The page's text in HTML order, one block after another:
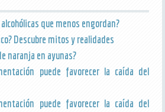
que menos engordan?
Descubre mitos y realidades
naranja en ayunas?
puede favorecer la caída del
puede favorecer la caída del